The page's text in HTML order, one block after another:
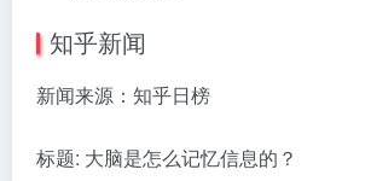
知乎新闻
新闻来源：知乎日榜
标题: 大脑是怎么记忆信息的？